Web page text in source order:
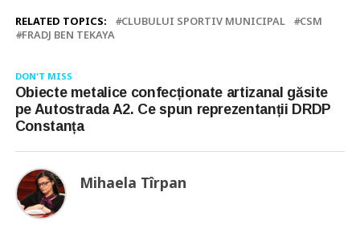
RELATED TOPICS: CLUBULUI SPORTIV MUNICIPAL
CSM
FRADJ BEN TEKAYA
DON'T MISS
Obiecte metalice confecționate artizanal găsite
pe Autostrada A2. Ce spun reprezentanții DRDP
Constanța
Mihaela Tîrpan